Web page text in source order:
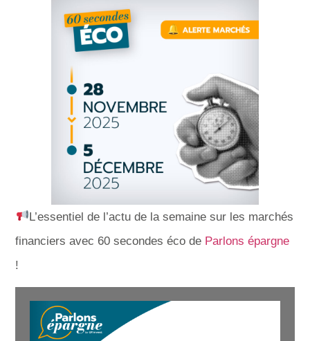
L’essentiel de l’actu de la semaine sur les marchés
financiers avec 60 secondes éco de Parlons épargne
!